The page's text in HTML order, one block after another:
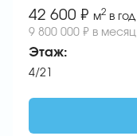
42 600 ₽ м2 в год
9 800 000 ₽ в месяц
Этаж:
4/21